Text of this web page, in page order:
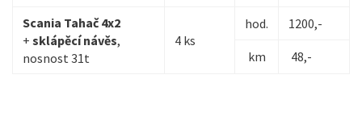
Scania Tahač 4x2
+ sklápěcí návěs,
nosnost 31t
4 ks
hod. 1200,-
km 48,-